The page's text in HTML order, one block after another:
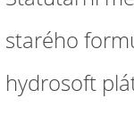
starého
hydrosoft